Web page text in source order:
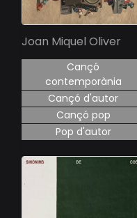
Joan Miquel Oliver
Cançó
contemporània
Cançó d'autor
Cançó pop
Pop d'autor